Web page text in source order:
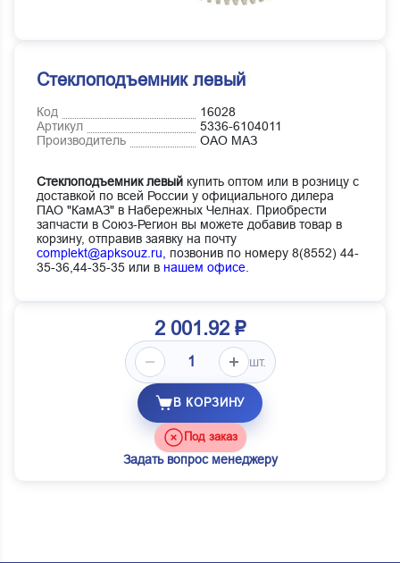
Стеклоподъемник левый
Код
16028
Артикул
5336-6104011
Производитель
ОАО МАЗ
Стеклоподъемник левый купить оптом или в розницу с
доставкой по всей России у официального дилера
ПАО "КамАЗ" в Набережных Челнах. Приобрести
запчасти в Союз-Регион вы можете добавив товар в
корзину, отправив заявку на почту
complekt@apksouz.ru,
позвонив по номеру 8(8552) 44-
35-36,44-35-35 или в нашем офисе
2 001.92 ₽
шт.
В КОРЗИНУ
Под заказ
Задать вопрос менеджеру